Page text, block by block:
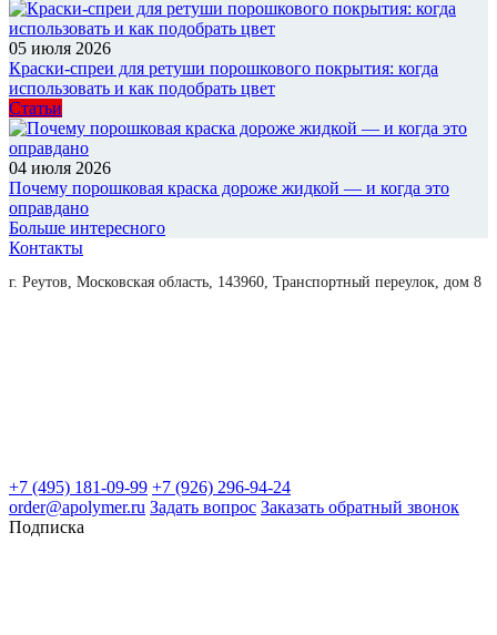
05 июля 2026
Краски-спреи для ретуши порошкового покрытия: когда
использовать и как подобрать цвет
Статьи
04 июля 2026
Почему порошковая краска дороже жидкой — и когда это
оправдано
Больше интересного
Контакты
г. Реутов, Московская область, 143960, Транспортный переулок, дом 8
+7 (495) 181-09-99 +7 (926) 296-94-24
order@apolymer.ru Задать вопрос Заказать обратный звонок
Подписка